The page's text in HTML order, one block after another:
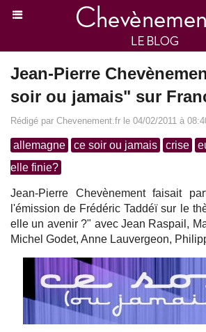
Jean-Pierre
soir ou jamais" sur
Rédigé par Chevenement.fr le 04/02/2011 à
allemagne ce soir ou jamais crise
elle finie?
Jean-Pierre Chevènement faisait
l'émission de Frédéric Taddéï sur le
elle un avenir ?" avec Jean Raspail,
Michel Godet, Anne Lauvergeon,